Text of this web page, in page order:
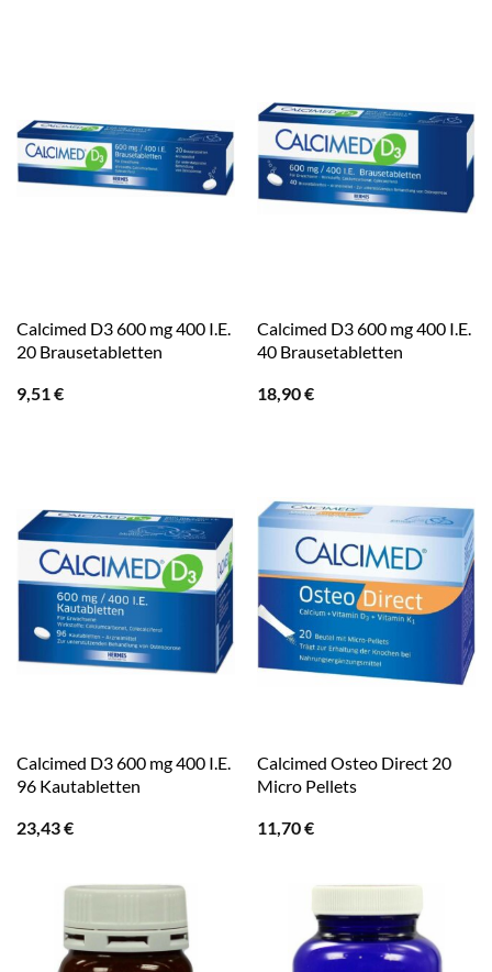
Calcimed D3 600 mg 400 I.E.
20 Brausetabletten
9,51€
Calcimed D3 600 mg 400 I.E.
40 Brausetabletten
18,90€
Calcimed D3 600 mg 400 I.E.
96 Kautabletten
23,43€
Calcimed Osteo Direct 20
Micro Pellets
11,70€